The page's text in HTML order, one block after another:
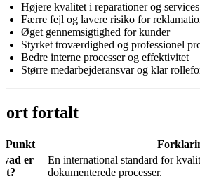
Højere kvalitet i reparationer og services
Færre fejl og lavere risiko for
Øget gennemsigtighed for kunder
Styrket troværdighed og professionel
Bedre interne processer og effektivitet
Større medarbejderansvar og klar
fortalt
Punkt
er
En international standard for
dokumenterede processer.